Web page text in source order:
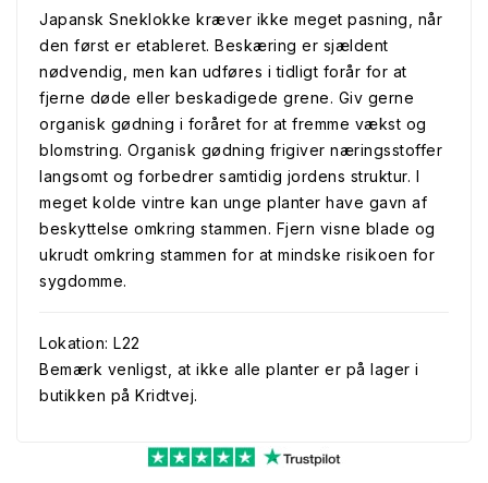
Japansk Sneklokke kræver ikke meget pasning, når
den først er etableret. Beskæring er sjældent
nødvendig, men kan udføres i tidligt forår for at
fjerne døde eller beskadigede grene. Giv gerne
organisk gødning i foråret for at fremme vækst og
blomstring. Organisk gødning frigiver næringsstoffer
langsomt og forbedrer samtidig jordens struktur. I
meget kolde vintre kan unge planter have gavn af
beskyttelse omkring stammen. Fjern visne blade og
ukrudt omkring stammen for at mindske risikoen for
sygdomme.
Lokation: L22
Bemærk venligst, at ikke alle planter er på lager i
butikken på Kridtvej.